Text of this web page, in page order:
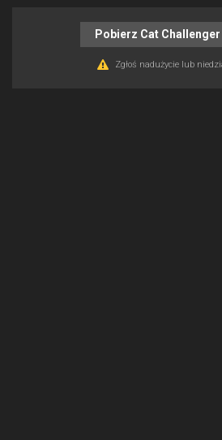
Pobierz Cat Challenger
Zgłoś nadużycie lub